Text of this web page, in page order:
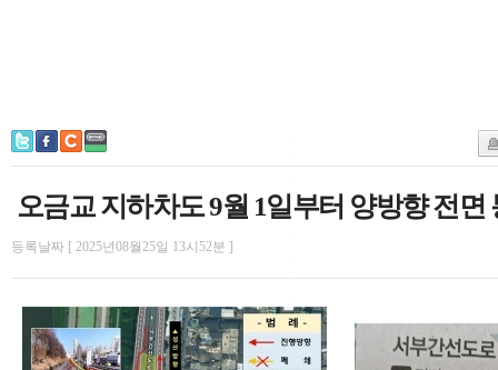
오금교 지하차도 9월 1일부터 양방향 전면
등록날짜 [ 2025년08월25일 13시52분 ]